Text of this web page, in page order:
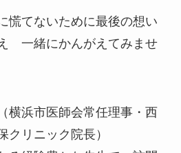
慌てないために最後の想い
一緒にかんがえてみませ
横浜市医師会常任理事・西
クリニック院長）